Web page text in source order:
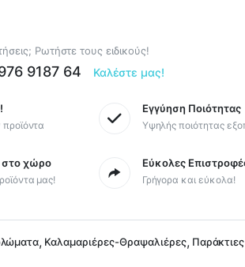
Ρωτήστε τους ειδικούς!
9187 64 Καλέστε μας!
Εγγύηση Ποιότητας
Υψηλής ποιότητας
στο χώρο
μας!
Εύκολες
Γρήγορα και εύκολα!
, Καλαμαριέρες-Θραψαλιέρες, Παράκτιες